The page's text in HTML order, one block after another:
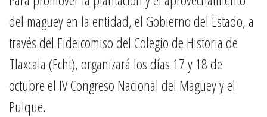
del maguey en la entidad, el Gobierno del Estado, a
través del Fideicomiso del Colegio de Historia de
Tlaxcala (Fcht), organizará los días 17 y 18 de
octubre el IV Congreso Nacional del Maguey y el
Pulque.